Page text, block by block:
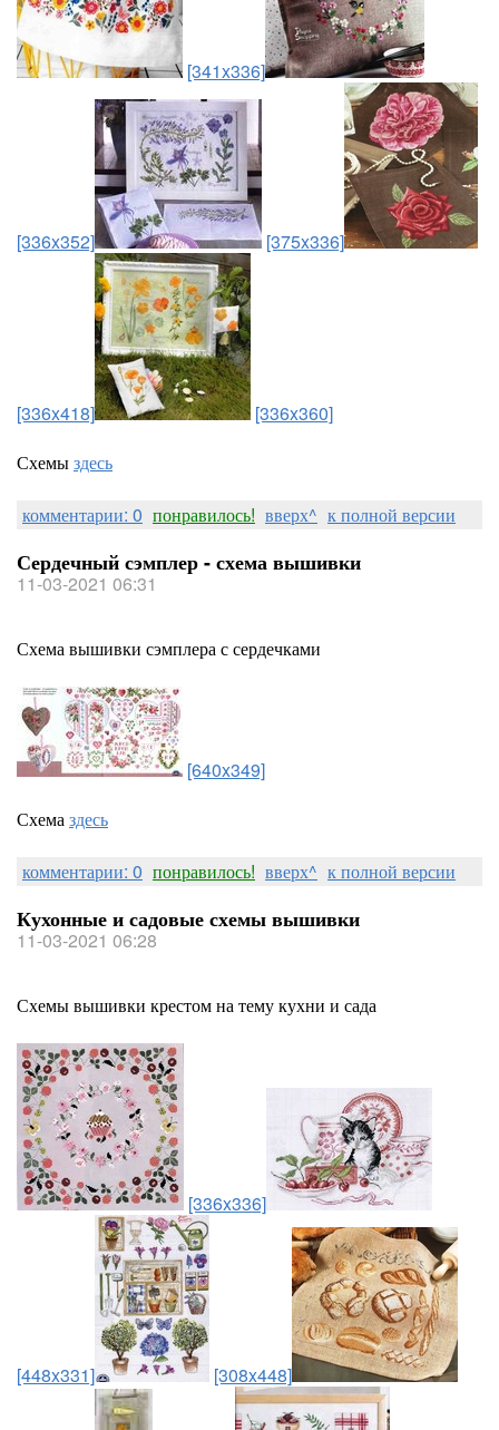
[341x336]
[336x352] [375x336]
[336x418]
[336x360]
Схемыздесь
комментарии: 0 понравилось! вверх^ к полной версии
Сердечный сэмплер - схема вышивки
11-03-2021 06:31
Схема вышивки сэмплера с сердечками
[640x349]
Схемаздесь
комментарии: 0 понравилось! вверх^ к полной версии
Кухонные и садовые схемы вышивки
11-03-2021 06:28
Схемы вышивки крестом на тему кухни и сада
[336x336]
[448x331] [308x448]